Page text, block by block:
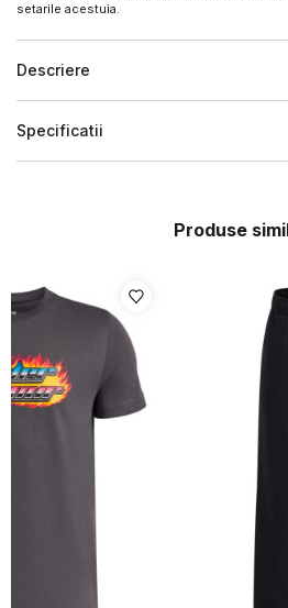
setarile acestuia.
Descriere
Specificatii
Produse